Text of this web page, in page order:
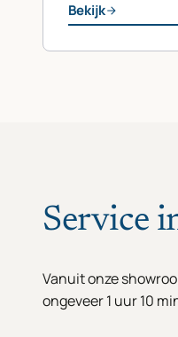
Bekijk
Service
Vanuit onze
ongeveer 1 uur 10